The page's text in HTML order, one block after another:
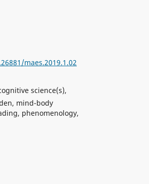
maes.2019.1.02
science(s),
mind-body
phenomenology,